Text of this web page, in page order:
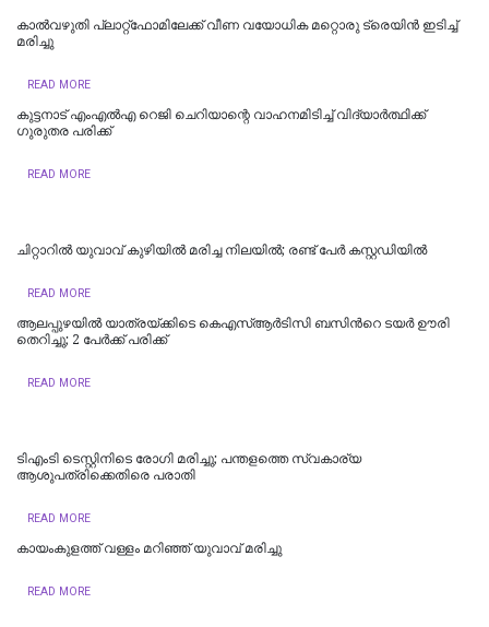
കാൽവഴുതി പ്ലാറ്റ്ഫോമിലേക്ക് വീണ വയോധിക മറ്റൊരു ട്രെയിൻ ഇടിച്ച്
മരിച്ചു
READ MORE
കുട്ടനാട് എംഎൽഎ റെജി ചെറിയാന്റെ വാഹനമിടിച്ച് വിദ്യാർത്ഥിക്ക് ​
ഗുരുതര പരിക്ക്
READ MORE
ചിറ്റാറിൽ യുവാവ് കുഴിയിൽ മരിച്ച നിലയിൽ; രണ്ട് പേർ കസ്റ്റഡിയിൽ
READ MORE
ആലപ്പുഴയിൽ യാത്രയ്ക്കിടെ കെഎസ്ആർടിസി ബസിന്‍റെ ടയർ ഊരി
തെറിച്ചു; 2 പേര്‍ക്ക് പരിക്ക്
READ MORE
ടിഎംടി ടെസ്റ്റിനിടെ രോഗി മരിച്ചു; പന്തളത്തെ സ്വകാര്യ
ആശുപത്രിക്കെതിരെ പരാതി
READ MORE
കായംകുളത്ത് വള്ളം മറിഞ്ഞ് യുവാവ് മരിച്ചു
READ MORE